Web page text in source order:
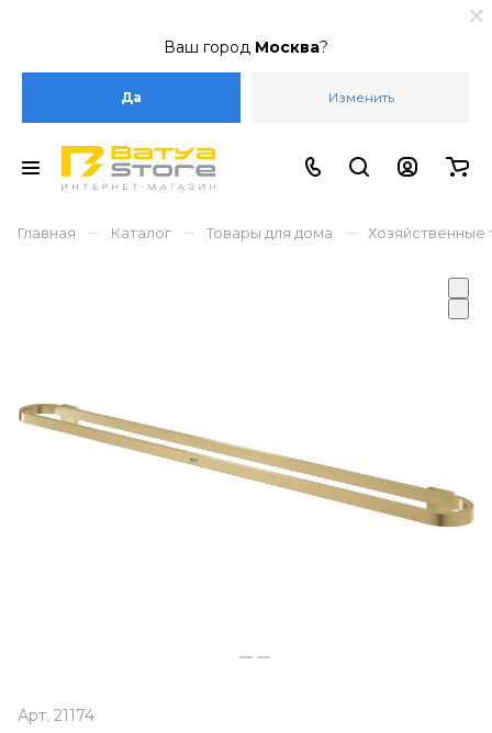
Ваш город Москва?
Да Изменить
Главная – Каталог – Товары для дома – Хозяйственные
Арт. 21174